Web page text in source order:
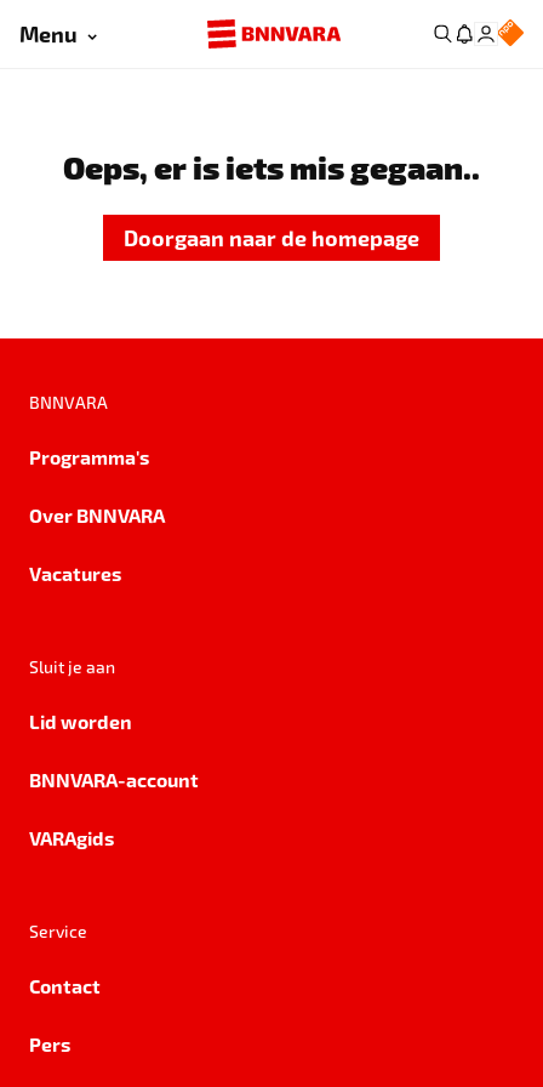
Menu
Oeps, er is iets mis gegaan..
Doorgaan naar de homepage
BNNVARA
Programma's
Over BNNVARA
Vacatures
Sluit je aan
Lid worden
BNNVARA-account
VARAgids
Service
Contact
Pers